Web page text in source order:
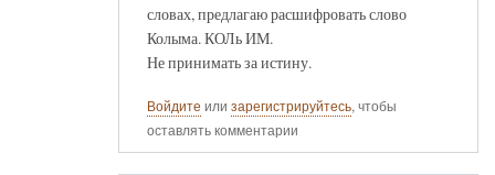
словах, предлагаю расшифровать слово
Колыма. КОЛь ИМ.
Не принимать за истину.
Войдите или зарегистрируйтесь, чтобы
оставлять комментарии